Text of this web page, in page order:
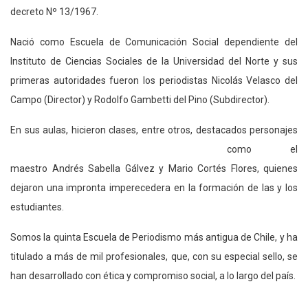
decreto Nº 13/1967.
Nació como Escuela de Comunicación Social dependiente del
Instituto de Ciencias Sociales de la Universidad del Norte y sus
primeras autoridades fueron los periodistas Nicolás Velasco del
Campo (Director) y Rodolfo Gambetti del Pino (Subdirector).
En sus aulas, hicieron clases, entre otros, destacados personajes
como el
maestro Andrés Sabella Gálvez y Mario Cortés Flores, quienes
dejaron una impronta imperecedera en la formación de las y los
estudiantes.
Somos la quinta Escuela de Periodismo más antigua de Chile, y ha
titulado a más de mil profesionales, que, con su especial sello, se
han desarrollado con ética y compromiso social, a lo largo del país.